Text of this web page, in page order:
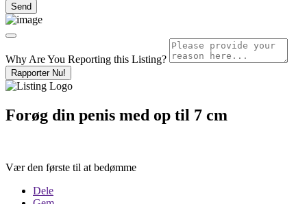
Why Are You Reporting this Listing?
Rapporter Nu!
Forøg din penis med op til 7 cm
Vær den første til at bedømme
Dele